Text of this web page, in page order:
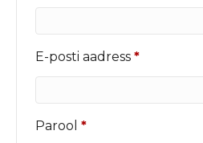
E-posti aadress *Nõutud
Parool *Nõutud